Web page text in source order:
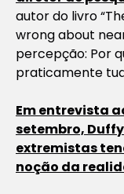
autor do livro
wrong about
percepção: Por
praticamente
Em entrevista
setembro,
extremistas
noção da